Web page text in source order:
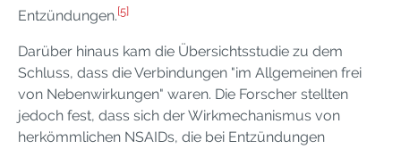
Entzündungen.[5]
Darüber hinaus kam die Übersichtsstudie zu dem
Schluss, dass die Verbindungen "im Allgemeinen frei
von Nebenwirkungen" waren. Die Forscher stellten
jedoch fest, dass sich der Wirkmechanismus von
herkömmlichen NSAIDs, die bei Entzündungen